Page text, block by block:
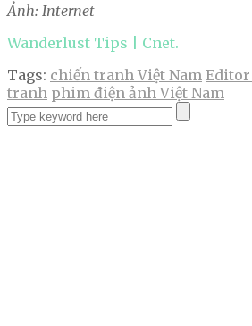
Ảnh: Internet
Wanderlust Tips | Cnet.
Tags: chiến tranh Việt Nam
tranh phim điện ảnh Việt Nam